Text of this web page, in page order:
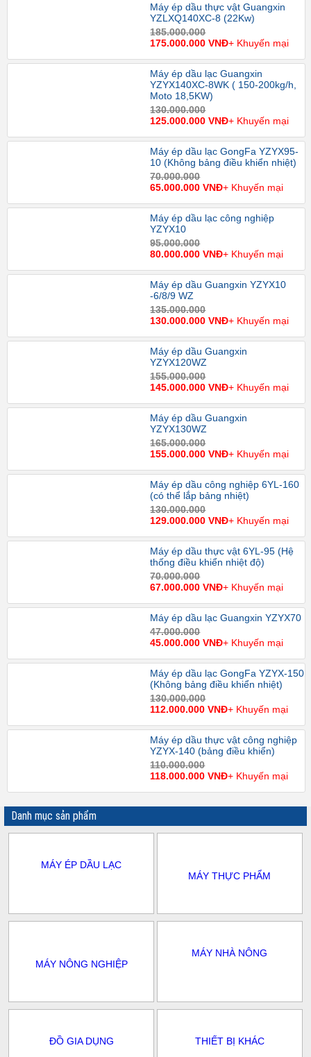
Máy ép dầu thực vật Guangxin
YZLXQ140XC-8 (22Kw)
185.000.000
175.000.000 VNĐ+ Khuyến mại
Máy ép dầu lạc Guangxin
YZYX140XC-8WK ( 150-200kg/h,
Moto 18,5KW)
130.000.000
125.000.000 VNĐ+ Khuyến mại
Máy ép dầu lạc GongFa YZYX95-
10 (Không bảng điều khiển nhiệt)
70.000.000
65.000.000 VNĐ+ Khuyến mại
Máy ép dầu lạc công nghiệp
YZYX10
95.000.000
80.000.000 VNĐ+ Khuyến mại
Máy ép dầu Guangxin YZYX10
-6/8/9 WZ
135.000.000
130.000.000 VNĐ+ Khuyến mại
Máy ép dầu Guangxin
YZYX120WZ
155.000.000
145.000.000 VNĐ+ Khuyến mại
Máy ép dầu Guangxin
YZYX130WZ
165.000.000
155.000.000 VNĐ+ Khuyến mại
Máy ép dầu công nghiệp 6YL-160
(có thể lắp bảng nhiệt)
130.000.000
129.000.000 VNĐ+ Khuyến mại
Máy ép dầu thực vật 6YL-95 (Hệ
thống điều khiển nhiệt độ)
70.000.000
67.000.000 VNĐ+ Khuyến mại
Máy ép dầu lạc Guangxin YZYX70
47.000.000
45.000.000 VNĐ+ Khuyến mại
Máy ép dầu lạc GongFa YZYX-150
(Không bảng điều khiển nhiệt)
130.000.000
112.000.000 VNĐ+ Khuyến mại
Máy ép dầu thực vật công nghiệp
YZYX-140 (bảng điều khiển)
110.000.000
118.000.000 VNĐ+ Khuyến mại
Danh mục sản phẩm
MÁY ÉP DẦU LẠC
MÁY THỰC PHẨM
MÁY NÔNG NGHIỆP
MÁY NHÀ NÔNG
ĐỒ GIA DỤNG THIẾT BỊ KHÁC